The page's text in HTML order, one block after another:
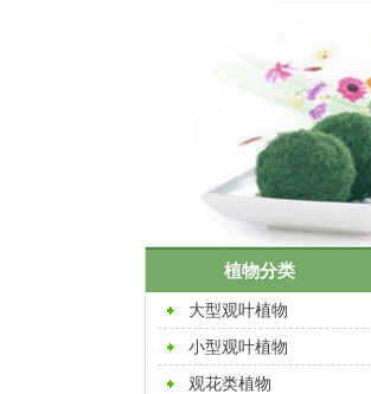
植物分类
大型观叶植物
小型观叶植物
观花类植物